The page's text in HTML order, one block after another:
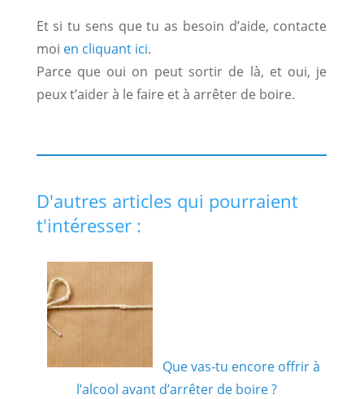
Et si tu sens que tu as besoin d’aide, contacte
moi en cliquant ici.
Parce que oui on peut sortir de là, et oui, je
peux t’aider à le faire et à arrêter de boire.
D'autres articles qui pourraient
t'intéresser :
Que vas-tu encore offrir à
l’alcool avant d’arrêter de boire ?